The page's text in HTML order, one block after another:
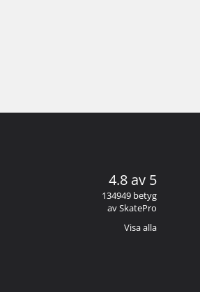
4.8 av 5
134949 betyg
av SkatePro
Visa alla